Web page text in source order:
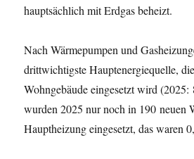
hauptsächlich mit Erdgas beheizt.
Nach Wärmepumpen und
drittwichtigste Hauptenergiequelle,
Wohngebäude eingesetzt wird
wurden 2025 nur noch in 190 neuen
Hauptheizung eingesetzt, das waren